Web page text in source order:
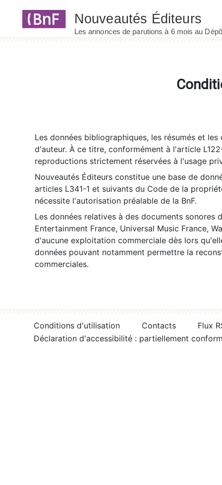
Les données bibliographiques, les résumés et
d'auteur. À ce titre, conformément à l'article
reproductions strictement réservées à l'usage
Nouveautés Éditeurs constitue une base de
articles L341-1 et suivants du Code de la
nécessite l'autorisation préalable de la BnF.
Les données relatives à des documents sonores
Entertainment France, Universal Music France,
d'aucune exploitation commerciale dès lors
données pouvant notamment permettre la
commerciales.
Conditions d'utilisation Contacts
Flux
Déclaration d'accessibilité : partiellement